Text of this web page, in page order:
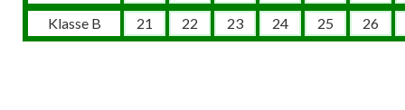
Klasse B
21 22 23 24 25 26